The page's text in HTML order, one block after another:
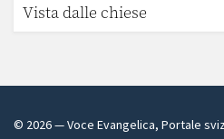
Vista dalle chiese
© 2026— Voce Evangelica, Portale